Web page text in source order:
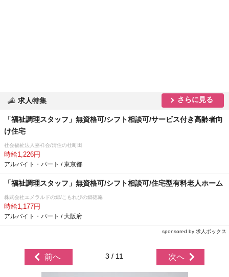
求人特集 さらに見る
「福祉調理スタッフ」無資格可/シフト相談可/サービス付き高齢者向
け住宅
社会福祉法人嘉祥会/清住の杜町田
時給1,226円
アルバイト・パート / 東京都
「福祉調理スタッフ」無資格可/シフト相談可/住宅型有料老人ホーム
株式会社エメラルドの郷/こもれびの郷徳庵
時給1,177円
アルバイト・パート / 大阪府
sponsored by 求人ボックス
前へ 3 / 11 次へ